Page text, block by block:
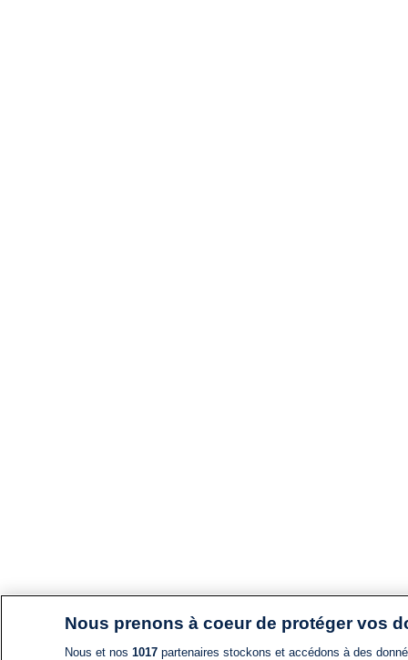
Nous prenons à coeur de protéger vos
Nous et nos 1017partenaires stockons et accédons à des